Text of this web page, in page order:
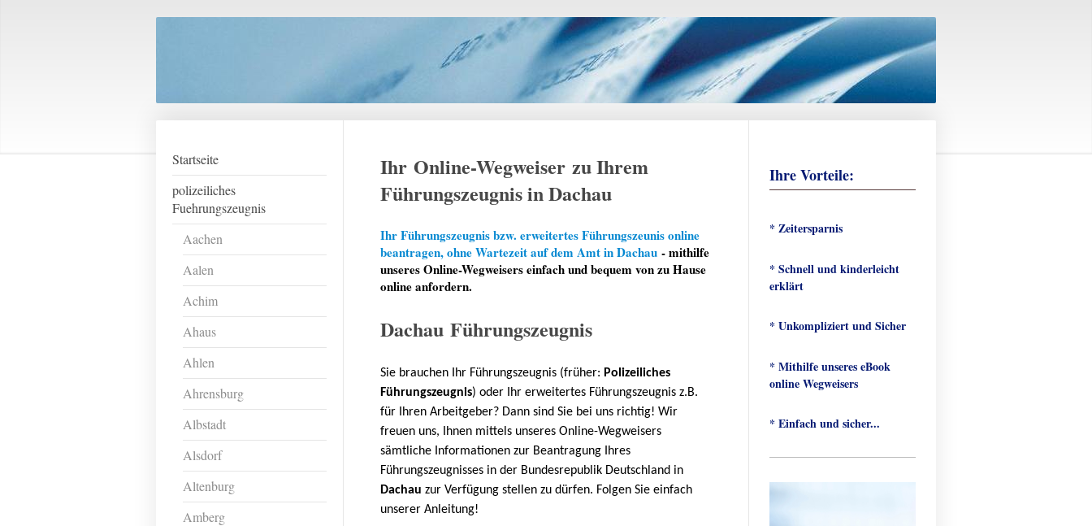
Startseite
polizeiliches
Fuehrungszeugnis
Aachen
Aalen
Achim
Ahaus
Ahlen
Ahrensburg
Albstadt
Alsdorf
Altenburg
Amberg
Ihr Online-Wegweiser zu Ihrem
Führungszeugnis in Dachau
Ihr Führungszeugnis bzw. erweitertes Führungszeunis online
beantragen, ohne Wartezeit auf dem Amt in Dachau- mithilfe
unseres Online-Wegweisers einfach und bequem von zu Hause
online anfordern.
Dachau Führungszeugnis
Sie brauchen Ihr Führungszeugnis (früher: Polizeiliches
Führungszeugnis) oder Ihr erweitertes Führungszeugnis z.B.
für Ihren Arbeitgeber? Dann sind Sie bei uns richtig! Wir
freuen uns, Ihnen mittels unseres Online-Wegweisers
sämtliche Informationen zur Beantragung Ihres
Führungszeugnisses in der Bundesrepublik Deutschland in
Dachauzur Verfügung stellen zu dürfen. Folgen Sie einfach
unserer Anleitung!
Ihre Vorteile:
* Zeitersparnis
* Schnell und kinderleicht
erklärt
* Unkompliziert und Sicher
* Mithilfe unseres eBook
online Wegweisers
* Einfach und sicher...